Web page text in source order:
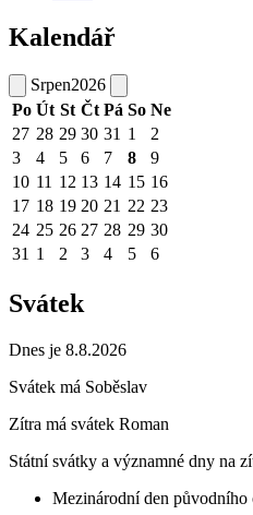
Kalendář
Srpen2026
Po Út St Čt Pá So Ne
27 28 29 30 31 1
2
3
4 5 6 7 8
9
10 11 12 13 14 15 16
17 18 19 20 21 22 23
24 25 26 27 28 29 30
31 1 2 3 4 5 6
Svátek
Dnes je 8.8.2026
Svátek má Soběslav
Zítra má svátek Roman
Státní svátky a významné dny na
Mezinárodní den původního